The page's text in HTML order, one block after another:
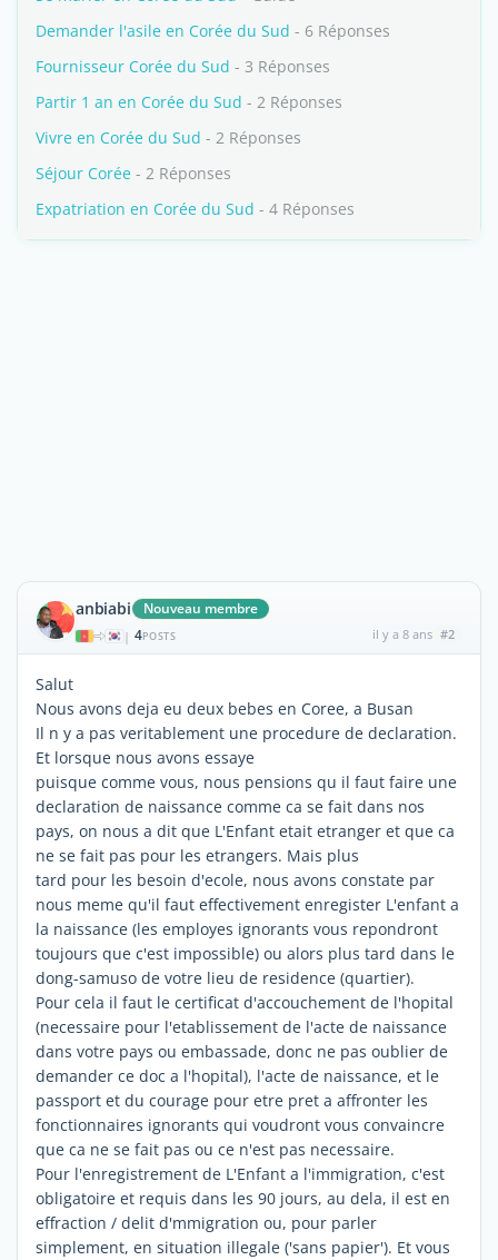
Demander l'asile en Corée du Sud - 6 Réponses
Fournisseur Corée du Sud - 3 Réponses
Partir 1 an en Corée du Sud - 2 Réponses
Vivre en Corée du Sud - 2 Réponses
Séjour Corée - 2 Réponses
Expatriation en Corée du Sud - 4 Réponses
anbiabi Nouveau membre
| 4POSTS il y a 8 ans #2
Salut
Nous avons deja eu deux bebes en Coree, a Busan
Il n y a pas veritablement une procedure de declaration.
Et lorsque nous avons essaye
puisque comme vous, nous pensions qu il faut faire une
declaration de naissance comme ca se fait dans nos
pays, on nous a dit que L'Enfant etait etranger et que ca
ne se fait pas pour les etrangers. Mais plus
tard pour les besoin d'ecole, nous avons constate par
nous meme qu'il faut effectivement enregister L'enfant a
la naissance (les employes ignorants vous repondront
toujours que c'est impossible) ou alors plus tard dans le
dong-samuso de votre lieu de residence (quartier).
Pour cela il faut le certificat d'accouchement de l'hopital
(necessaire pour l'etablissement de l'acte de naissance
dans votre pays ou embassade, donc ne pas oublier de
demander ce doc a l'hopital), l'acte de naissance, et le
passport et du courage pour etre pret a affronter les
fonctionnaires ignorants qui voudront vous convaincre
que ca ne se fait pas ou ce n'est pas necessaire.
Pour l'enregistrement de L'Enfant a l'immigration, c'est
obligatoire et requis dans les 90 jours, au dela, il est en
effraction / delit d'mmigration ou, pour parler
simplement, en situation illegale ('sans papier'). Et vous